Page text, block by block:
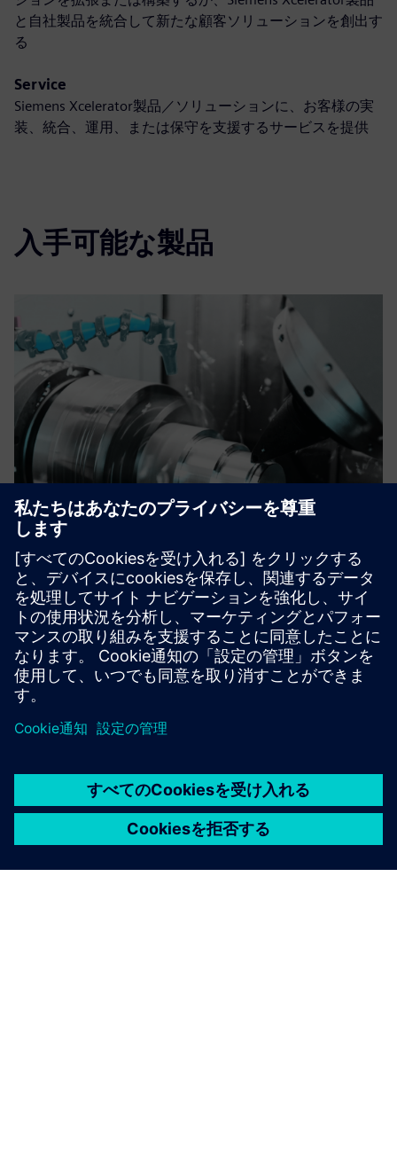
と自社製品を統合して新たな顧客ソリューションを創出す
る
Service
Siemens Xcelerator製品／ソリューションに、お客様の実
装、統合、運用、または保守を支援するサービスを提供
入手可能な製品
Digitalization for your shop floor
Solutions that empower the digitalization in the shop floor.
詳細情報